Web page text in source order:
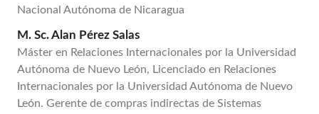
Nacional Autónoma de Nicaragua
M. Sc. Alan Pérez Salas
Máster en Relaciones Internacionales por la Universidad
Autónoma de Nuevo León, Licenciado en Relaciones
Internacionales por la Universidad Autónoma de Nuevo
León. Gerente de compras indirectas de Sistemas